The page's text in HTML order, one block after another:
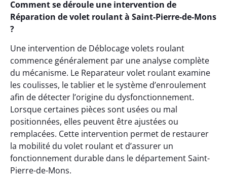
Comment se déroule une intervention de
Réparation de volet roulant à Saint-Pierre-de-Mons
?
Une intervention de Déblocage volets roulant
commence généralement par une analyse complète
du mécanisme. Le Reparateur volet roulant examine
les coulisses, le tablier et le système d’enroulement
afin de détecter l’origine du dysfonctionnement.
Lorsque certaines pièces sont usées ou mal
positionnées, elles peuvent être ajustées ou
remplacées. Cette intervention permet de restaurer
la mobilité du volet roulant et d’assurer un
fonctionnement durable dans le département Saint-
Pierre-de-Mons.